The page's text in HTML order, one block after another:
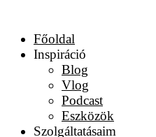
Főoldal
Inspiráció
Blog
Vlog
Podcast
Eszközök
Szolgáltatásaim